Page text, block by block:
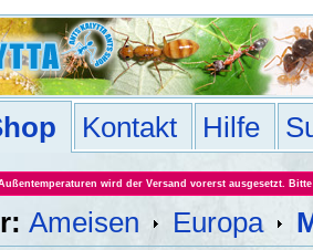
Kontakt Hilfe
wird der Versand vorerst ausgesetzt.
Ameisen Europa